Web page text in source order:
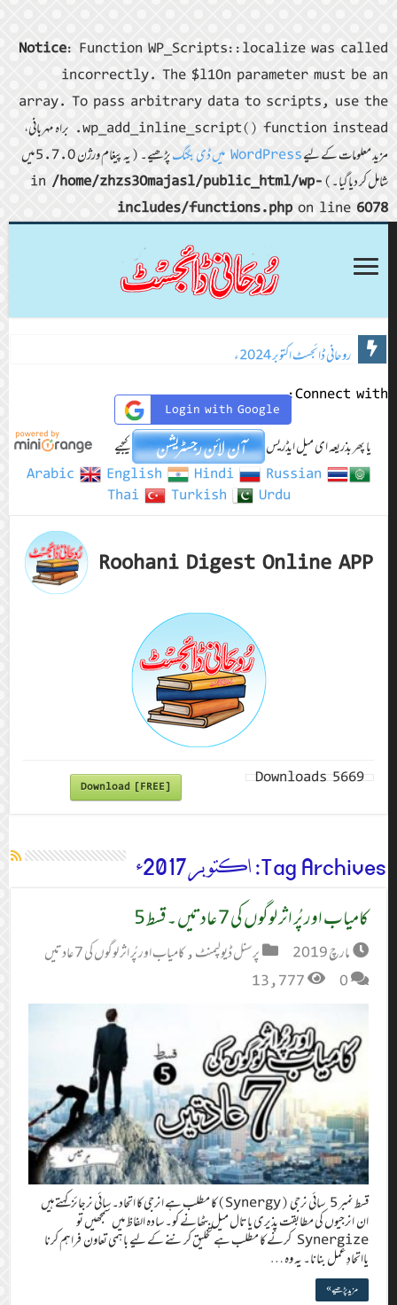
Notice: Function WP_Scripts::localize was called
incorrectly. The $l10n parameter must be an
array. To pass arbitrary data to scripts, use the
wp_add_inline_script() function instead. براہ مہربانی،
مزید معلومات کے لیےWordPress میں ڈی بگنگ
پڑھیے۔ (یہ پیغام ورژن 5.7.0 میں
شامل کر دیا گیا۔) in/home/zhzs30majasl/public_html/wp-
includes/functions.php on line 6078
روحانی ڈائجسٹ اکتوبر 2024ء
روحانی ڈائجسٹ ستمبر 2024ء
Connect with:
Login with Google
یا پھر بذریعہ ای میل ایڈریس
کیجیے
Arabic
English Hindi
Russian
Thai
Turkish Urdu
Roohani Digest Online APP
Download [FREE] 5669
Downloads
Tag Archives: اکتوبر 2017ء
کامیاب اور پُر اثر لوگوں کی 7 عادتیں ۔ قسط 5
مارچ 2019 پرسنل ڈیولپمنٹ,کامیاب اور پُر اثر لوگوں کی 7 عادتیں
0
13,777
قسط نمبر 5 سائی نرجی (Synergy)کا مطلب ہے انرجی کا اتحاد۔ سائی نرجائز کہتے ہیں
ان انرجیوں کی مطابقت پذیری یا تال میل بٹھانے کو۔ سادہ الفاظ میں سمجھیں تو
Synergize کرنے کا مطلب ہے تخلیق کرننے کے لیے باہمی تعاون فراہم کرنا
یااتحادِ عمل بنانا۔ یہ وہ …
مزید پڑھیے »